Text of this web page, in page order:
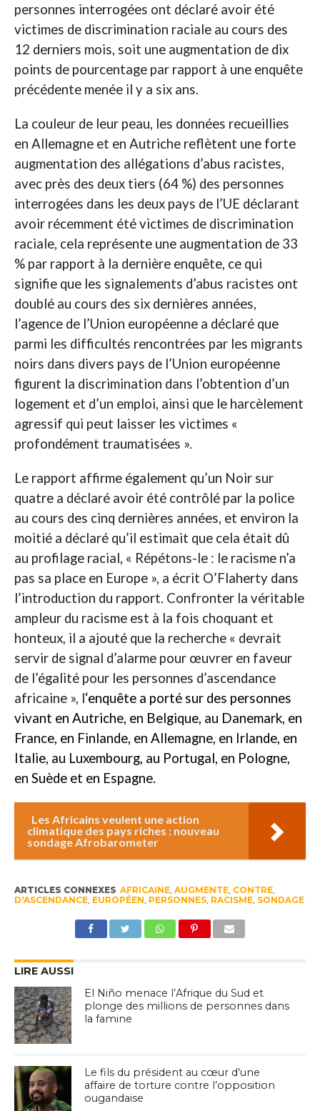
personnes interrogées ont déclaré avoir été
victimes de discrimination raciale au cours des
12 derniers mois, soit une augmentation de dix
points de pourcentage par rapport à une enquête
précédente menée il y a six ans.
La couleur de leur peau, les données recueillies
en Allemagne et en Autriche reflètent une forte
augmentation des allégations d’abus racistes,
avec près des deux tiers (64 %) des personnes
interrogées dans les deux pays de l’UE déclarant
avoir récemment été victimes de discrimination
raciale, cela représente une augmentation de 33
% par rapport à la dernière enquête, ce qui
signifie que les signalements d’abus racistes ont
doublé au cours des six dernières années,
l’agence de l’Union européenne a déclaré que
parmi les difficultés rencontrées par les migrants
noirs dans divers pays de l’Union européenne
figurent la discrimination dans l’obtention d’un
logement et d’un emploi, ainsi que le harcèlement
agressif qui peut laisser les victimes «
profondément traumatisées ».
Le rapport affirme également qu’un Noir sur
quatre a déclaré avoir été contrôlé par la police
au cours des cinq dernières années, et environ la
moitié a déclaré qu’il estimait que cela était dû
au profilage racial, « Répétons-le : le racisme n’a
pas sa place en Europe », a écrit O’Flaherty dans
l’introduction du rapport. Confronter la véritable
ampleur du racisme est à la fois choquant et
honteux, il a ajouté que la recherche « devrait
servir de signal d’alarme pour œuvrer en faveur
de l’égalité pour les personnes d’ascendance
africaine », l‘enquête a porté sur des personnes
vivant en Autriche, en Belgique, au Danemark, en
France, en Finlande, en Allemagne, en Irlande, en
Italie, au Luxembourg, au Portugal, en Pologne,
en Suède et en Espagne.
Les Africains veulent une action
climatique des pays riches : nouveau
sondage Afrobarometer
ARTICLES CONNEXES AFRICAINE, AUGMENTE, CONTRE,
D'ASCENDANCE, EUROPÉEN PERSONNES, RACISME, SONDAGE
LIRE AUSSI
El Niño menace l’Afrique du Sud et
plonge des millions de personnes dans
la famine
Le fils du président au cœur d’une
affaire de torture contre l’opposition
ougandaise